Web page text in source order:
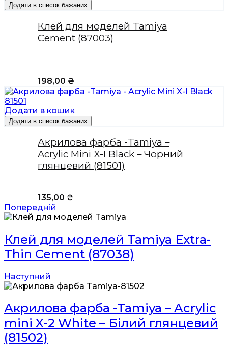
Додати в список бажаних
Клей для моделей Tamiya
Cement (87003)
198,00 ₴
Додати в кошик
Додати в список бажаних
Акрилова фарба -Tamiya –
Acrylic Mini X-I Black – Чорний
глянцевий (81501)
135,00 ₴
Попередній
Клей для моделей Tamiya Extra-
Thin Cement (87038)
Наступний
Акрилова фарба -Tamiya – Acrylic
mini X-2 White – Білий глянцевий
(81502)